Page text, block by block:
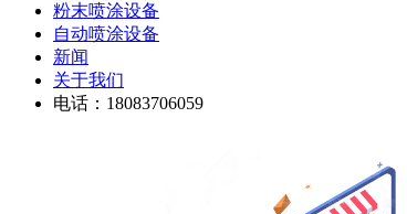
粉末喷涂设备
自动喷涂设备
新闻
关于我们
电话：18083706059